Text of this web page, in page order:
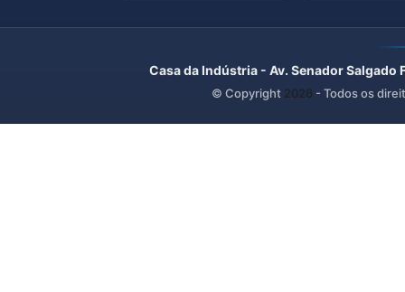
Casa da Indústria - Av. Senador
© Copyright 2026 - Todos os